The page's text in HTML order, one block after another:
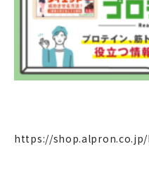
https://